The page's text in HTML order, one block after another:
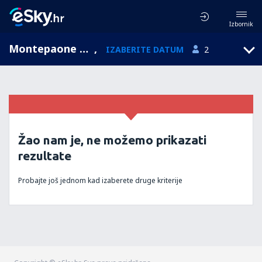
Izbornik
Montepaone Lido, Kalabrija, Italija , IZABERITE DATUM 2
Žao nam je, ne možemo prikazati
rezultate
Probajte još jednom kad izaberete druge kriterije